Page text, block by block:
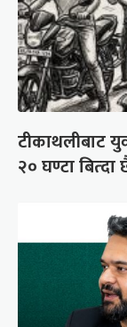
टीकाथलीबाट
२० घण्टा बित्दा